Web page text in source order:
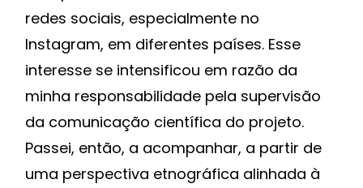
redes sociais, especialmente no
Instagram, em diferentes países. Esse
interesse se intensificou em razão da
minha responsabilidade pela supervisão
da comunicação científica do projeto.
Passei, então, a acompanhar, a partir de
uma perspectiva etnográfica alinhada à